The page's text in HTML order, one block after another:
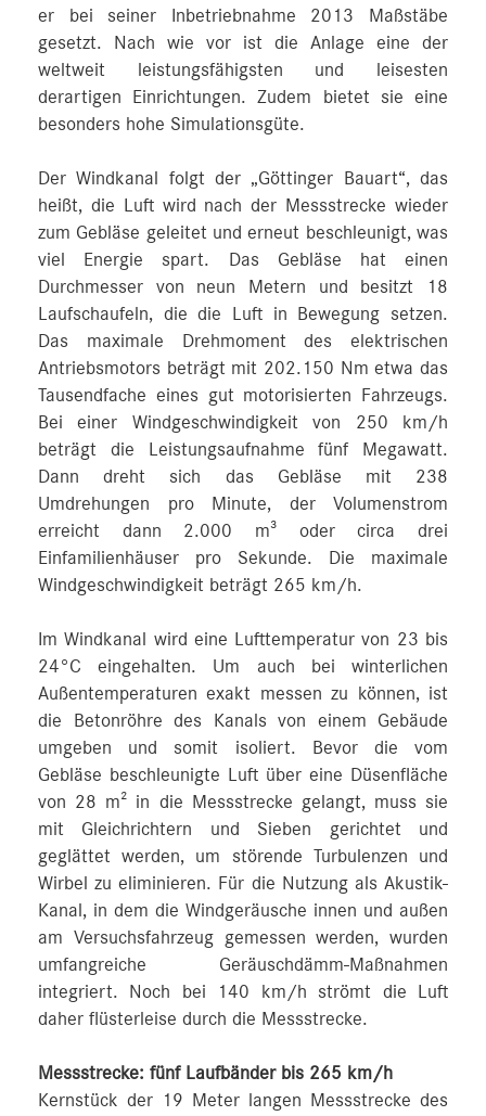
er bei seiner Inbetriebnahme 2013 Maßstäbe
gesetzt. Nach wie vor ist die Anlage eine der
weltweit leistungsfähigsten und leisesten
derartigen Einrichtungen. Zudem bietet sie eine
besonders hohe Simulationsgüte.
Der Windkanal folgt der „Göttinger Bauart“, das
heißt, die Luft wird nach der Messstrecke wieder
zum Gebläse geleitet und erneut beschleunigt, was
viel Energie spart. Das Gebläse hat einen
Durchmesser von neun Metern und besitzt 18
Laufschaufeln, die die Luft in Bewegung setzen.
Das maximale Drehmoment des elektrischen
Antriebsmotors beträgt mit 202.150 Nm etwa das
Tausendfache eines gut motorisierten Fahrzeugs.
Bei einer Windgeschwindigkeit von 250 km/h
beträgt die Leistungsaufnahme fünf Megawatt.
Dann dreht sich das Gebläse mit 238
Umdrehungen pro Minute, der Volumenstrom
erreicht dann 2.000 m³ oder circa drei
Einfamilienhäuser pro Sekunde. Die maximale
Windgeschwindigkeit beträgt 265 km/h.
Im Windkanal wird eine Lufttemperatur von 23 bis
24°C eingehalten. Um auch bei winterlichen
Außentemperaturen exakt messen zu können, ist
die Betonröhre des Kanals von einem Gebäude
umgeben und somit isoliert. Bevor die vom
Gebläse beschleunigte Luft über eine Düsenfläche
von 28 m² in die Messstrecke gelangt, muss sie
mit Gleichrichtern und Sieben gerichtet und
geglättet werden, um störende Turbulenzen und
Wirbel zu eliminieren. Für die Nutzung als Akustik-
Kanal, in dem die Windgeräusche innen und außen
am Versuchsfahrzeug gemessen werden, wurden
umfangreiche Geräuschdämm-Maßnahmen
integriert. Noch bei 140 km/h strömt die Luft
daher flüsterleise durch die Messstrecke.
Messstrecke: fünf Laufbänder bis 265 km/h
Kernstück der 19 Meter langen Messstrecke des